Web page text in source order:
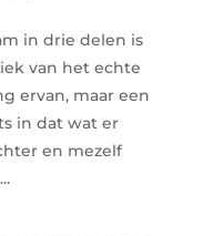
in drie delen is
van het echte
ervan, maar een
in dat wat er
en mezelf